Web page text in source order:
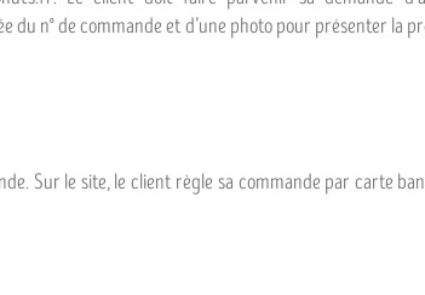
du n° de commande et d’une photo pour présenter la
Sur le site, le client règle sa commande par carte